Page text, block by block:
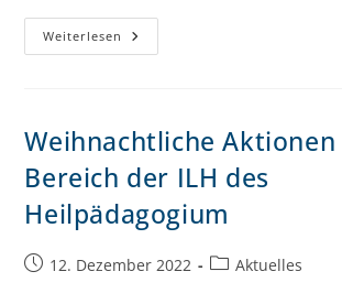
Weiterlesen
Weihnachtliche Aktionen
Bereich der ILH des
Heilpädagogium
12. Dezember 2022 Aktuelles